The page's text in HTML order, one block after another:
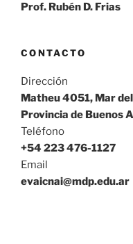
Prof. Rubén D. Frias
CONTACTO
Dirección
Matheu 4051, Mar
Provincia de Buenos
Teléfono
+54 223 476-1127
Email
evaicnai@mdp.edu.ar